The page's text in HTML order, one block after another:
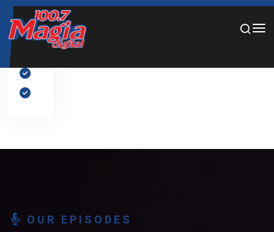
Por favor, añade diapositivas al slider desde el panel de
edición.
OUR EPISODES